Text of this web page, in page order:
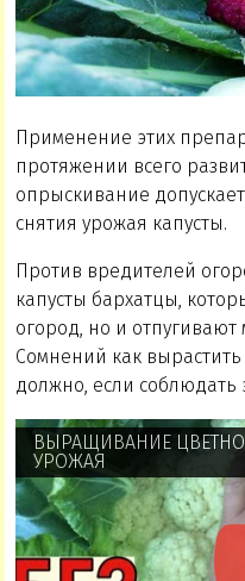
Применение этих
протяжении всего
опрыскивание
снятия урожая капусты.
Против вредителей
капусты бархатцы,
огород, но и
Сомнений как
должно, если
ВЫРАЩИВАНИЕ
УРОЖАЯ